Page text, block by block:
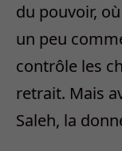
du pouvoir,
un peu
contrôle les
retrait. Mais
Saleh, la